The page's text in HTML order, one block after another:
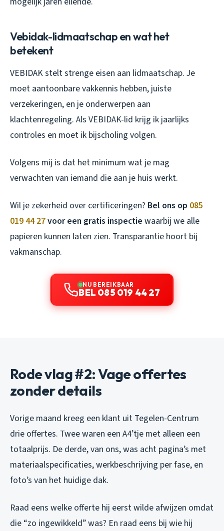
Vebidak-lidmaatschap en wat het
betekent
VEBIDAK stelt strenge eisen aan lidmaatschap. Je
moet aantoonbare vakkennis hebben, juiste
verzekeringen, en je onderwerpen aan
klachtenregeling. Als VEBIDAK-lid krijg ik jaarlijks
controles en moet ik bijscholing volgen.
Volgens mij is dat het minimum wat je mag
verwachten van iemand die aan je huis werkt.
Wil je zekerheid over certificeringen? Bel ons op 085
019 44 27voor een gratis inspectie waarbij we alle
papieren kunnen laten zien. Transparantie hoort bij
vakmanschap.
NU BEREIKBAAR
BEL 085 019 44 27
Rode vlag #2: Vage offertes
zonder details
Vorige maand kreeg een klant uit Tegelen-Centrum
drie offertes. Twee waren een A4’tje met alleen een
totaalprijs. De derde, van ons, was acht pagina’s met
materiaalspecificaties, werkbeschrijving per fase, en
foto’s van het huidige dak.
Raad eens welke offerte hij eerst wilde afwijzen omdat
die “zo ingewikkeld” was? En raad eens bij wie hij